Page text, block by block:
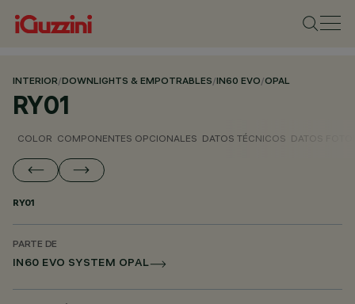
INTERIOR/DOWNLIGHTS & EMPOTRABLES/IN60 EVO/OPAL
RY01
COLOR COMPONENTES OPCIONALES DATOS TÉCNICOS DATOS
RY01
PARTE DE
IN60 EVO SYSTEM OPAL